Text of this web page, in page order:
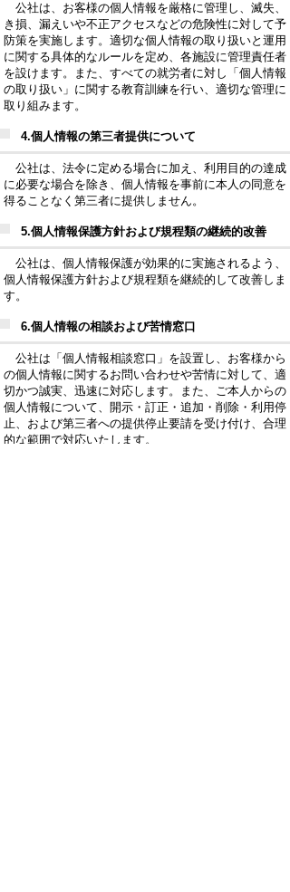
公社は、お客様の個人情報を厳格に管理し、滅失、
き損、漏えいや不正アクセスなどの危険性に対して予
防策を実施します。適切な個人情報の取り扱いと運用
に関する具体的なルールを定め、各施設に管理責任者
を設けます。また、すべての就労者に対し「個人情報
の取り扱い」に関する教育訓練を行い、適切な管理に
取り組みます。
4.個人情報の第三者提供について
公社は、法令に定める場合に加え、利用目的の達成
に必要な場合を除き、個人情報を事前に本人の同意を
得ることなく第三者に提供しません。
5.個人情報保護方針および規程類の継続的改善
公社は、個人情報保護が効果的に実施されるよう、
個人情報保護方針および規程類を継続的して改善しま
す。
6.個人情報の相談および苦情窓口
公社は「個人情報相談窓口」を設置し、お客様から
の個人情報に関するお問い合わせや苦情に対して、適
切かつ誠実、迅速に対応します。また、ご本人からの
個人情報について、開示・訂正・追加・削除・利用停
止、および第三者への提供停止要請を受け付け、合理
的な範囲で対応いたします。